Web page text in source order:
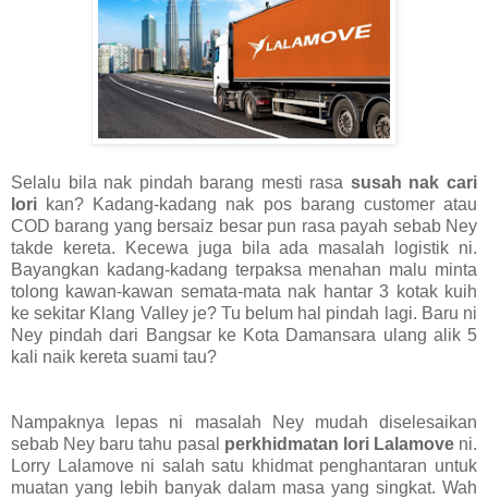
Selalu bila nak pindah barang mesti rasa susah nak cari
lori kan? Kadang-kadang nak pos barang customer atau
COD barang yang bersaiz besar pun rasa payah sebab Ney
takde kereta. Kecewa juga bila ada masalah logistik ni.
Bayangkan kadang-kadang terpaksa menahan malu minta
tolong kawan-kawan semata-mata nak hantar 3 kotak kuih
ke sekitar Klang Valley je? Tu belum hal pindah lagi. Baru ni
Ney pindah dari Bangsar ke Kota Damansara ulang alik 5
kali naik kereta suami tau?
Nampaknya lepas ni masalah Ney mudah diselesaikan
sebab Ney baru tahu pasal perkhidmatan lori Lalamoveni.
Lorry Lalamove ni salah satu khidmat penghantaran untuk
muatan yang lebih banyak dalam masa yang singkat. Wah